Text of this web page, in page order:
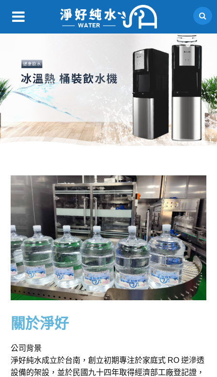
關於淨好
公司背景
淨好純水成立於台南，創立初期專注於家庭式 RO 逆滲透
設備的架設，並於民國九十四年取得經濟部工廠登記證，